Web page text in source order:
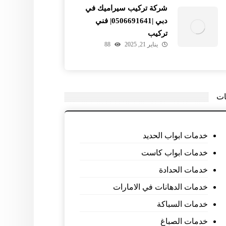
شركة تركيب سيراميك في
دبي |0506691641| فني
تركيب
يناير 21, 2025 88
خدمات ابواب الحديد
خدمات ابواب كاست
خدمات الحدادة
خدمات الدهانات في الامارات
خدمات السباكة
خدمات الصباغ